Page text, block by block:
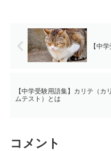
【中
【中学受験用語集】カリテ（カ
ムテスト）とは
コメント